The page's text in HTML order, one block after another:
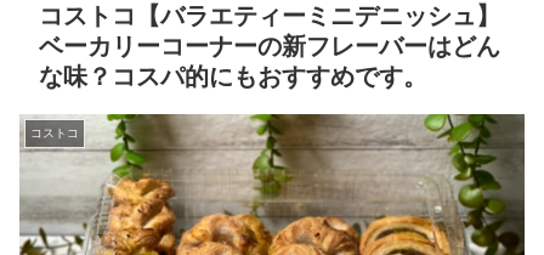
コストコ【バラエティーミニデニッシュ】
ベーカリーコーナーの新フレーバーはどん
な味？コスパ的にもおすすめです。
コストコ